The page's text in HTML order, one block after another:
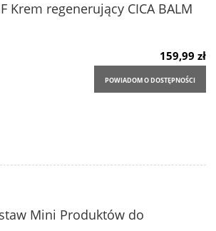
Krem regenerujący CICA BALM
159,99 zł
POWIADOM O DOSTĘPNOŚCI
Mini Produktów do